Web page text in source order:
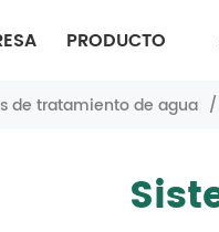
PRODUCTO
de tratamiento de agua /